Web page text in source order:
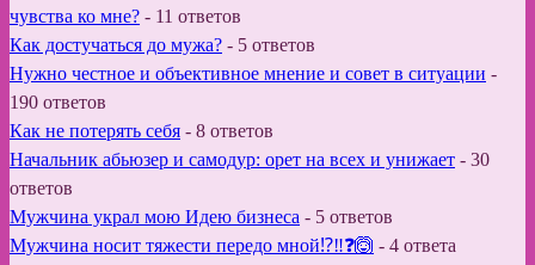
чувства ко мне? - 11 ответов
Как достучаться до мужа? - 5 ответов
Нужно честное и объективное мнение и совет в ситуации -
190 ответов
Как не потерять себя - 8 ответов
Начальник абьюзер и самодур: орет на всех и унижает - 30
ответов
Мужчина украл мою Идею бизнеса - 5 ответов
Мужчина носит тяжести передо мной⁉️‼️❓🙆 - 4 ответа